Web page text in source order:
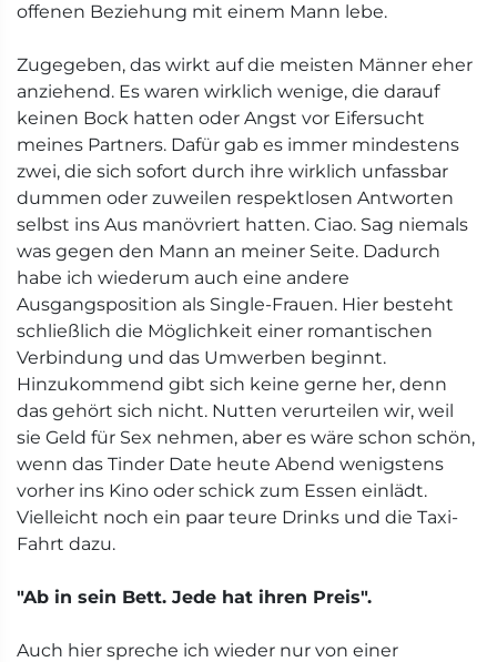
offenen Beziehung mit einem Mann lebe.
Zugegeben, das wirkt auf die meisten Männer eher
anziehend. Es waren wirklich wenige, die darauf
keinen Bock hatten oder Angst vor Eifersucht
meines Partners. Dafür gab es immer mindestens
zwei, die sich sofort durch ihre wirklich unfassbar
dummen oder zuweilen respektlosen Antworten
selbst ins Aus manövriert hatten. Ciao. Sag niemals
was gegen den Mann an meiner Seite. Dadurch
habe ich wiederum auch eine andere
Ausgangsposition als Single-Frauen. Hier besteht
schließlich die Möglichkeit einer romantischen
Verbindung und das Umwerben beginnt.
Hinzukommend gibt sich keine gerne her, denn
das gehört sich nicht. Nutten verurteilen wir, weil
sie Geld für Sex nehmen, aber es wäre schon schön,
wenn das Tinder Date heute Abend wenigstens
vorher ins Kino oder schick zum Essen einlädt.
Vielleicht noch ein paar teure Drinks und die Taxi-
Fahrt dazu.
"Ab in sein Bett. Jede hat ihren Preis".
Auch hier spreche ich wieder nur von einer